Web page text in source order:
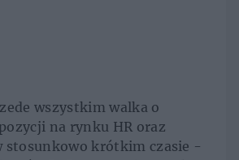
wszystkim walka o
na rynku HR oraz
stosunkowo krótkim czasie -